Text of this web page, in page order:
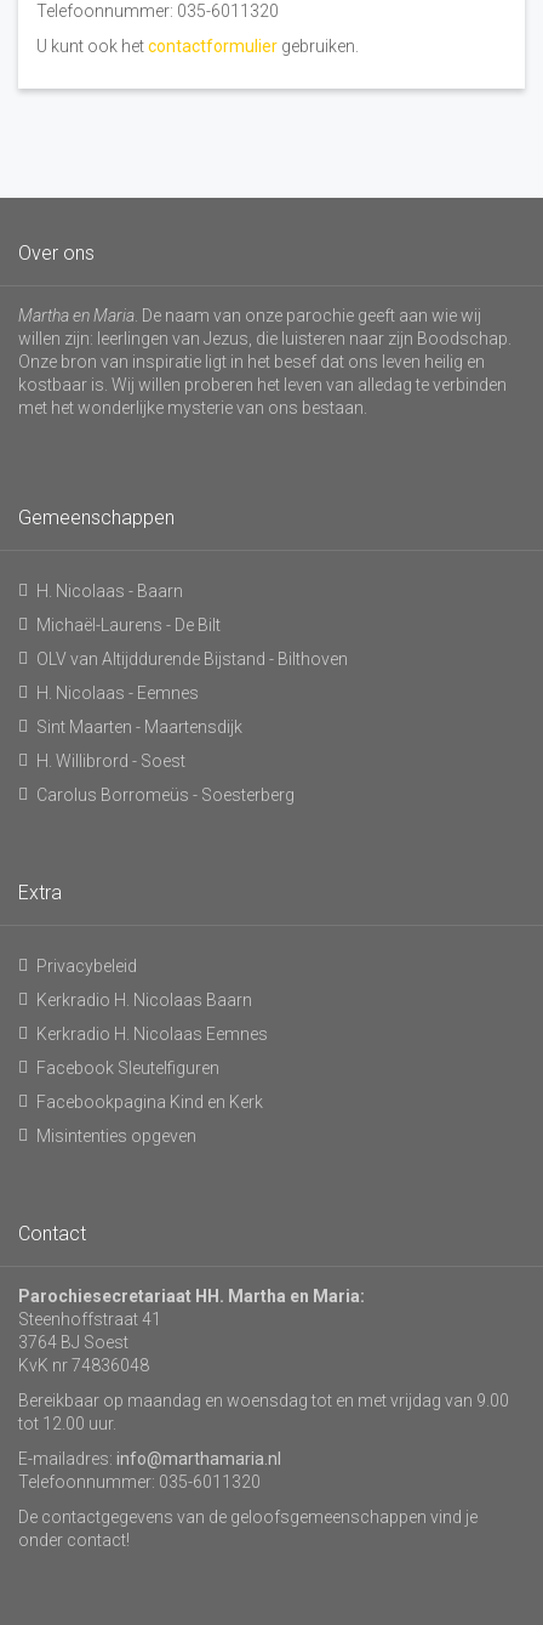
Telefoonnummer: 035-6011320
U kunt ook hetcontactformulier gebruiken.
Over ons
Martha en Maria . De naam van onze parochie geeft aan wie wij
willen zijn: leerlingen van Jezus, die luisteren naar zijn Boodschap.
Onze bron van inspiratie ligt in het besef dat ons leven heilig en
kostbaar is. Wij willen proberen het leven van alledag te verbinden
met het wonderlijke mysterie van ons bestaan.
Gemeenschappen
H. Nicolaas - Baarn
Michaël-Laurens - De Bilt
OLV van Altijddurende Bijstand - Bilthoven
H. Nicolaas - Eemnes
Sint Maarten - Maartensdijk
H. Willibrord - Soest
Carolus Borromeüs - Soesterberg
Extra
Privacybeleid
Kerkradio H. Nicolaas Baarn
Kerkradio H. Nicolaas Eemnes
Facebook Sleutelfiguren
Facebookpagina Kind en Kerk
Misintenties opgeven
Contact
Parochiesecretariaat HH. Martha en Maria:
Steenhoffstraat 41
3764 BJ Soest
KvK nr 74836048
Bereikbaar op maandag en woensdag tot en met vrijdag van 9.00
tot 12.00 uur.
E-mailadres: info@marthamaria.nl
Telefoonnummer: 035-6011320
De contactgegevens van de geloofsgemeenschappen vind je
onder contact!